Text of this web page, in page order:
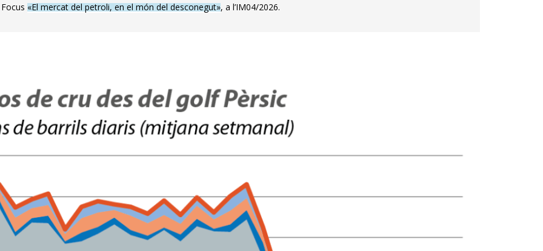
«El mercat del petroli, en el món del desconegut», a l’IM04/2026.